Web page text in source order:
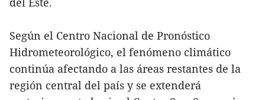
Según el Centro Nacional de Pronóstico
Hidrometeorológico, el fenómeno climático
continúa afectando a las áreas restantes de la
región central del país y se extenderá